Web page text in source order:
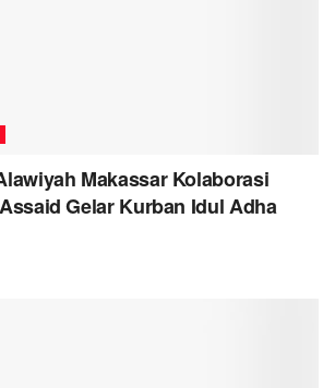
Makassar Kolaborasi
Gelar Kurban Idul Adha